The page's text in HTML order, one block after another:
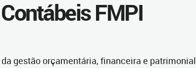
FMPI
gestão orçamentária, financeira e patrimonial